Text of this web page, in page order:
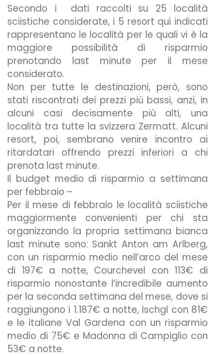
Secondo i dati raccolti su 25 località
sciistiche considerate, i 5 resort qui indicati
rappresentano le località per le quali vi è la
maggiore possibilità di risparmio
prenotando last minute per il mese
considerato.
Non per tutte le destinazioni, però, sono
stati riscontrati dei prezzi più bassi, anzi, in
alcuni casi decisamente più alti, una
località tra tutte la svizzera Zermatt. Alcuni
resort, poi, sembrano venire incontro ai
ritardatari offrendo prezzi inferiori a chi
prenota last minute.
Il budget medio di risparmio a settimana
per febbraio –
Per il mese di febbraio le località sciistiche
maggiormente convenienti per chi sta
organizzando la propria settimana bianca
last minute sono: Sankt Anton am Arlberg,
con un risparmio medio nell’arco del mese
di 197€ a notte, Courchevel con 113€ di
risparmio nonostante l’incredibile aumento
per la seconda settimana del mese, dove si
raggiungono i 1.187€ a notte, Ischgl con 81€
e le italiane Val Gardena con un risparmio
medio di 75€ e Madonna di Campiglio con
53€ a notte.